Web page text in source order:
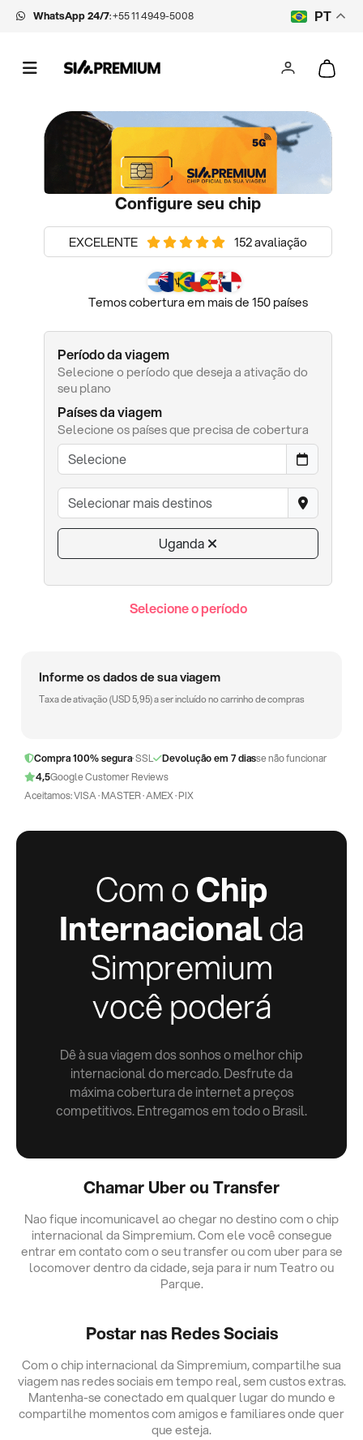
WhatsApp 24/7:+55 11 4949-5008 PT
Configure seu chip
EXCELENTE 152 avaliação
Temos cobertura em mais de 150 países
Período da viagem
Selecione o período que deseja a ativação do
seu plano
Países da viagem
Selecione os países que precisa de cobertura
Uganda
Selecione o período
Informe os dados de sua viagem
Taxa de ativação (USD5,95) a ser incluído no carrinho de compras
Compra 100% segura· SSL Devolução em 7 diasse não funcionar
4,5Google Customer Reviews
Aceitamos: VISA · MASTER · AMEX · PIX
Com oChip
Internacionalda
Simpremium
você poderá
Dê à sua viagem dos sonhos o melhor chip
internacional do mercado. Desfrute da
máxima cobertura de internet a preços
competitivos. Entregamos em todo o Brasil.
Chamar Uber ou Transfer
Nao fique incomunicavel ao chegar no destino com o chip
internacional da Simpremium. Com ele você consegue
entrar em contato com o seu transfer ou com uber para se
locomover dentro da cidade, seja para ir num Teatro ou
Parque.
Postar nas Redes Sociais
Com o chip internacional da Simpremium, compartilhe sua
viagem nas redes sociais em tempo real, sem custos extras.
Mantenha-se conectado em qualquer lugar do mundo e
compartilhe momentos com amigos e familiares onde quer
que esteja.